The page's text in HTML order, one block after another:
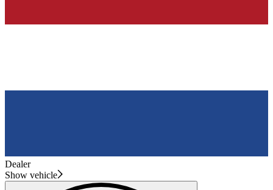
Dealer
Show vehicle